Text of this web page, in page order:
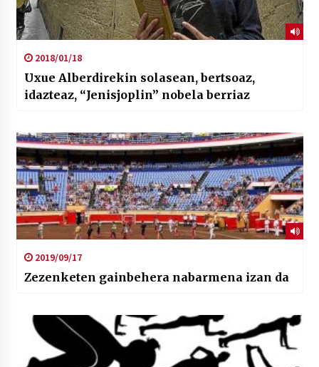
2018/01/18
Uxue Alberdirekin solasean, bertsoaz,
idazteaz, “Jenisjoplin” nobela berriaz
2019/09/17
Zezenketen gainbehera nabarmena izan da